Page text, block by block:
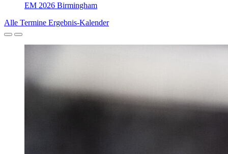
EM 2026 Birmingham
Alle Termine Ergebnis-Kalender